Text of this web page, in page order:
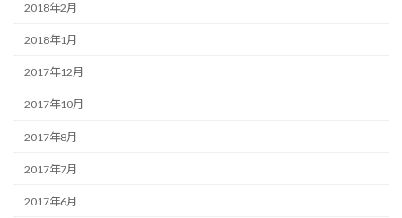
2018年2月
2018年1月
2017年12月
2017年10月
2017年8月
2017年7月
2017年6月